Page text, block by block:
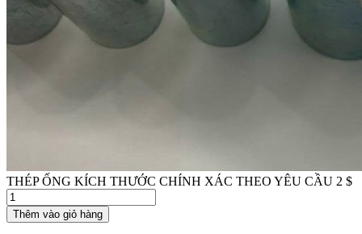
THÉP ỐNG KÍCH THƯỚC CHÍNH XÁC THEO YÊU CẦU 2 $
Số
lượng
Thêm vào giỏ hàng